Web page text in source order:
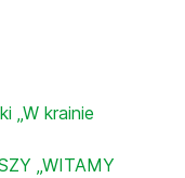
„W krainie
„WITAMY